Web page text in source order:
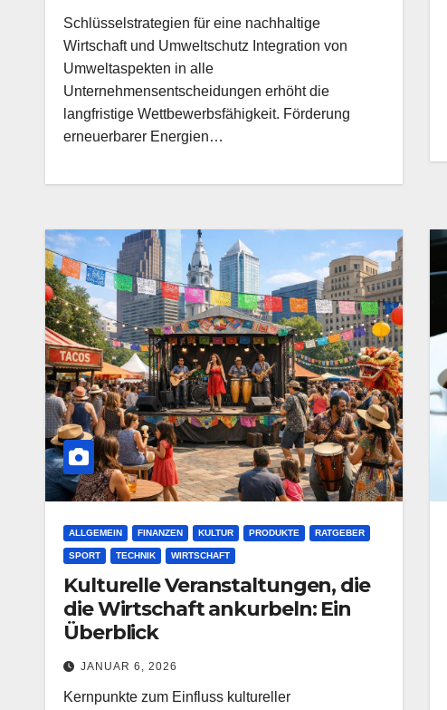
Schlüsselstrategien für eine nachhaltige
Wirtschaft und Umweltschutz Integration von
Umweltaspekten in alle
Unternehmensentscheidungen erhöht die
langfristige Wettbewerbsfähigkeit. Förderung
erneuerbarer Energien…
ALLGEMEIN FINANZEN KULTUR PRODUKTE RATGEBER
SPORT TECHNIK WIRTSCHAFT
Kulturelle Veranstaltungen, die
die Wirtschaft ankurbeln: Ein
Überblick
JANUAR 6, 2026
Kernpunkte zum Einfluss kultureller